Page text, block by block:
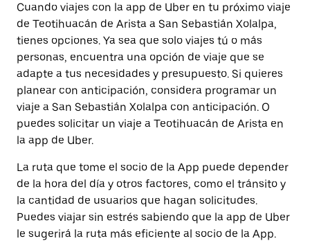
Cuando viajes con la app de Uber en tu próximo viaje
de Teotihuacán de Arista a San Sebastián Xolalpa,
tienes opciones. Ya sea que solo viajes tú o más
personas, encuentra una opción de viaje que se
adapte a tus necesidades y presupuesto. Si quieres
planear con anticipación, considera programar un
viaje a San Sebastián Xolalpa con anticipación. O
puedes solicitar un viaje a Teotihuacán de Arista en
la app de Uber.
La ruta que tome el socio de la App puede depender
de la hora del día y otros factores, como el tránsito y
la cantidad de usuarios que hagan solicitudes.
Puedes viajar sin estrés sabiendo que la app de Uber
le sugerirá la ruta más eficiente al socio de la App.